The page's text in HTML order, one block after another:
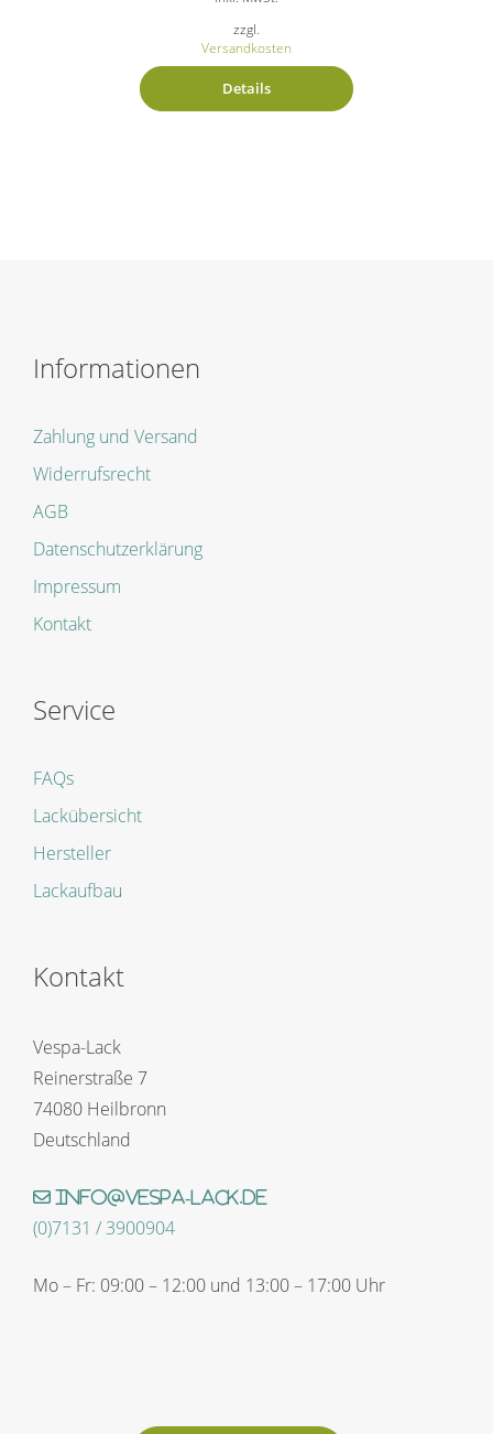
zzgl.
Versandkosten
Details
Informationen
Zahlung und Versand
Widerrufsrecht
AGB
Datenschutzerklärung
Impressum
Kontakt
Service
FAQs
Lackübersicht
Hersteller
Lackaufbau
Kontakt
Vespa-Lack
Reinerstraße 7
74080 Heilbronn
Deutschland
info@vespa-lack.de
(0)7131 / 3900904
Mo – Fr: 09:00 – 12:00 und 13:00 – 17:00 Uhr